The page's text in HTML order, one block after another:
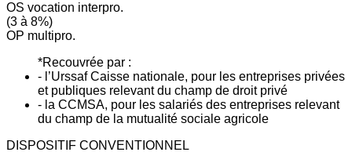
OS vocation interpro.
(3 à 8%)
OP multipro.
*Recouvrée par :
- l’Urssaf Caisse nationale, pour les entreprises privées
et publiques relevant du champ de droit privé
- la CCMSA, pour les salariés des entreprises relevant
du champ de la mutualité sociale agricole
DISPOSITIF CONVENTIONNEL